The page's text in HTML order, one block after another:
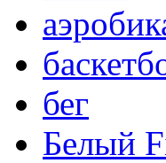
бег
Белый